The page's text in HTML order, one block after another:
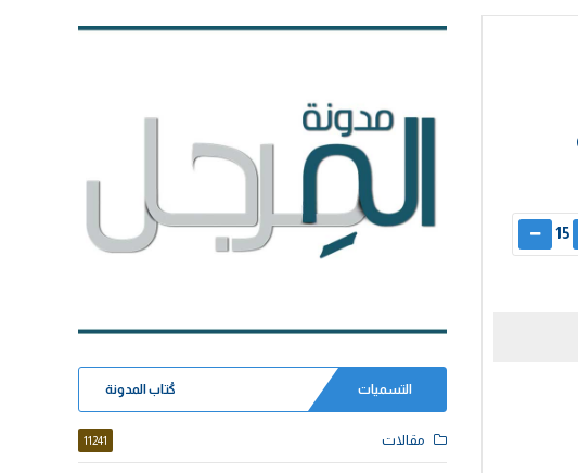
15
التسميات كُتاب المدونة
مقالات 11241